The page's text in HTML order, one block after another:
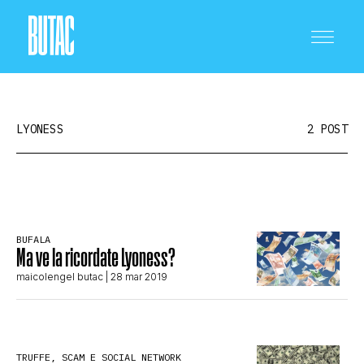
SCIENZA E TECNOLOGIA
LYONESS 2 POST
BUFALA
Ma ve la ricordate Lyoness?
maicolengel butac | 28 mar 2019
TRUFFE, SCAM E SOCIAL NETWORK